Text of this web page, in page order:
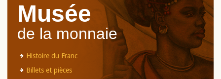
Musée
de la monnaie
Histoire du Franc
Billets et pièces